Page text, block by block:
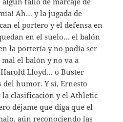
Ah… y la jugada de
el portero y el defensa en
en el suelo… el balón
la portería y no podía ser
el balón y no va a
Lloyd… o Buster
del humor. Y sí, Ernesto
clasificación y el Athletic
déjame que diga que el
aún reconociendo las